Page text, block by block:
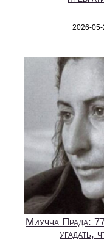
2026-
Миучча Прада:
угадать,